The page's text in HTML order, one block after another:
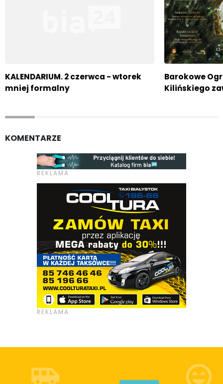
KALENDARIUM. 2 czerwca - wtorek
mniej formalny
Barokowe
Kilińskiego
KOMENTARZE